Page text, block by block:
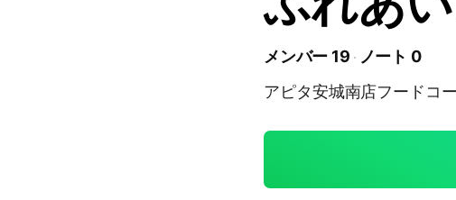
メンバー 19
ノート 0